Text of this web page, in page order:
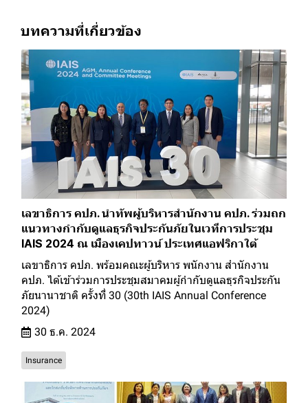
บทความที่เกี่ยวข้อง
เลขาธิการ คปภ. นำทัพผู้บริหารสำนักงาน คปภ. ร่วมถก
แนวทางกำกับดูแลธุรกิจประกันภัยในเวทีการประชุม
IAIS 2024 ณ เมืองเคปทาวน์ ประเทศแอฟริกาใต้
เลขาธิการ คปภ. พร้อมคณะผู้บริหาร พนักงาน สำนักงาน
คปภ. ได้เข้าร่วมการประชุมสมาคมผู้กำกับดูแลธุรกิจประกัน
ภัยนานาชาติ ครั้งที่ 30 (30th IAIS Annual Conference
2024)
30 ธ.ค. 2024
Insurance